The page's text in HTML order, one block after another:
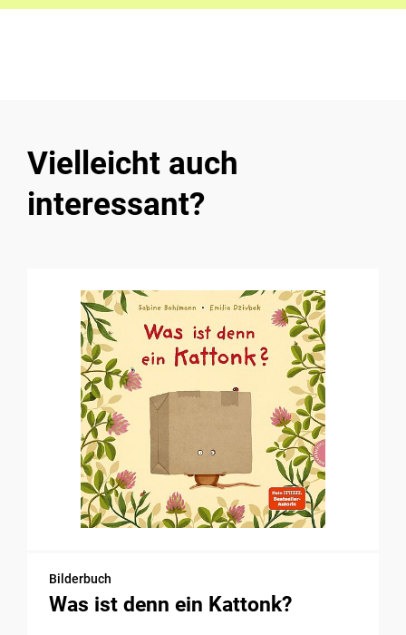
Vielleicht auch
interessant?
Bilderbuch
Was ist denn ein Kattonk?